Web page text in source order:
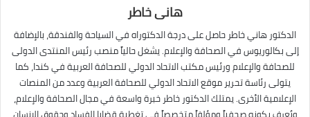
هانى خاطر
الدكتور هاني خاطر حاصل على درجة الدكتوراه في السياحة والفندقة، بالإضافة
إلى بكالوريوس في الصحافة والإعلام. يشغل حالياً منصب رئيس المنتدى الدولى
للصحافة والإعلام ورئيس مكتب الاتحاد الدولي للصحافة العربية في كندا، كما
يتولى رئاسة تحرير موقع الاتحاد الدولي للصحافة العربية وعدد من المنصات
الإعلامية الأخرى. يمتلك الدكتور خاطر خبرة واسعة في مجال الصحافة والإعلام،